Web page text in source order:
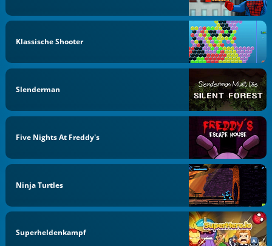
Klassische Shooter
Slenderman
Five Nights At Freddy's
Ninja Turtles
Superheldenkampf